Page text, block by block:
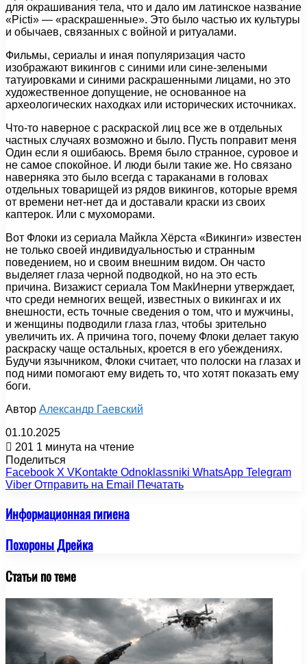
для окрашивания тела, что и дало им латинское название
«Picti» — «раскрашенные». Это было частью их культуры
и обычаев, связанных с войной и ритуалами.
Фильмы, сериалы и иная популяризация часто
изображают викингов с синими или сине-зелеными
татуировками и синими раскрашенными лицами, но это
художественное допущение, не основанное на
археологических находках или исторических источниках.
Что-то наверное с раскраской лиц все же в отдельных
частных случаях возможно и было. Пусть поправит меня
Один если я ошибаюсь. Время было странное, суровое и
не самое спокойное. И люди были такие же. Но связано
наверняка это было всегда с тараканами в головах
отдельных товарищей из рядов викингов, которые время
от времени нет-нет да и доставали краски из своих
каптерок. Или с мухоморами.
Вот Флоки из сериала Майкла Хёрста «Викинги» известен
не только своей индивидуальностью и странным
поведением, но и своим внешним видом. Он часто
выделяет глаза черной подводкой, но на это есть
причина. Визажист сериала Том МакИнерни утверждает,
что среди немногих вещей, известных о викингах и их
внешности, есть точные сведения о том, что и мужчины,
и женщины подводили глаза глаз, чтобы зрительно
увеличить их. А причина того, почему Флоки делает такую
раскраску чаще остальных, кроется в его убеждениях.
Будучи язычником, Флоки считает, что полоски на глазах и
под ними помогают ему видеть то, что хотят показать ему
боги.
Автор Александр Гаевский
01.10.2025
201 1 минута на чтение
Поделиться
Facebook X VKontakte Odnoklassniki WhatsApp Telegram
Viber Отправить на Email Печатать
Информационная гигиена
Похороны Дрейка
Статьи по теме